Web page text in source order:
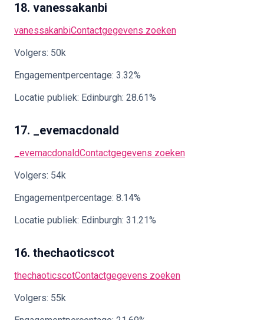
18. vanessakanbi
vanessakanbiContactgegevens zoeken
Volgers: 50k
Engagementpercentage: 3.32%
Locatie publiek: Edinburgh: 28.61%
17. _evemacdonald
_evemacdonaldContactgegevens zoeken
Volgers: 54k
Engagementpercentage: 8.14%
Locatie publiek: Edinburgh: 31.21%
16. thechaoticscot
thechaoticscotContactgegevens zoeken
Volgers: 55k